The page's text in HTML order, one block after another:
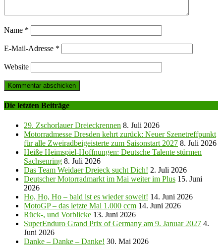
Name *
E-Mail-Adresse *
Website
Die letzten Beiträge
29. Zschorlauer Dreieckrennen 8. Juli 2026
Motorradmesse Dresden kehrt zurück: Neuer Szenetreffpunkt
für alle Zweiradbeigeisterte zum Saisonstart 2027 8. Juli 2026
Heiße Heimspiel-Hoffnungen: Deutsche Talente stürmen
Sachsenring 8. Juli 2026
Das Team Weidaer Dreieck sucht Dich! 2. Juli 2026
Deutscher Motorradmarkt im Mai weiter im Plus 15. Juni
2026
Ho, Ho, Ho – bald ist es wieder soweit! 14. Juni 2026
MotoGP – das letzte Mal 1.000 ccm 14. Juni 2026
Rück-, und Vorblicke 13. Juni 2026
SuperEnduro Grand Prix of Germany am 9. Januar 2027 4.
Juni 2026
Danke – Danke – Danke! 30. Mai 2026